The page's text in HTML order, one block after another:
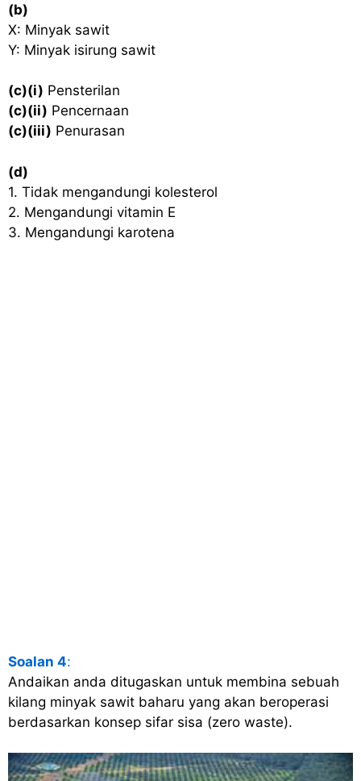
(b)
X: Minyak sawit
Y: Minyak isirung sawit
(c)(i) Pensterilan
(c)(ii) Pencernaan
(c)(iii) Penurasan
(d)
1. Tidak mengandungi kolesterol
2. Mengandungi vitamin E
3. Mengandungi karotena
Soalan 4:
Andaikan anda ditugaskan untuk membina sebuah
kilang minyak sawit baharu yang akan beroperasi
berdasarkan konsep sifar sisa (zero waste).